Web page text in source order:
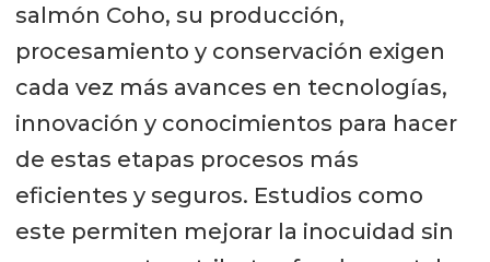
salmón Coho, su producción,
procesamiento y conservación exigen
cada vez más avances en tecnologías,
innovación y conocimientos para hacer
de estas etapas procesos más
eficientes y seguros. Estudios como
este permiten mejorar la inocuidad sin